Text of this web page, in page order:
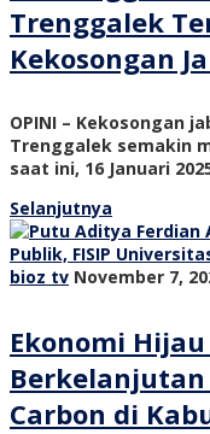
Trenggalek
Kekosongan
OPINI – Kekosongan
Trenggalek semakin
saat ini, 16 Januari
Selanjutnya
bioz tv November 7,
Ekonomi
Carbon di